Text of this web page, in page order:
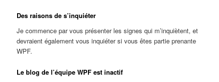
Des raisons de s’inquiéter
Je commence par vous présenter les signes qui m’inquiètent, et
devraient également vous inquiéter si vous êtes partie prenante
WPF.
Le blog de l’équipe WPF est inactif